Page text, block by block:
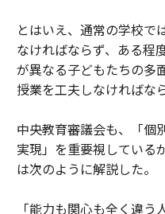
とはいえ、通常の学校で
なければならず、ある程
が異なる子どもたちの多
授業を工夫しなければな
中央教育審議会も、「個
実現」を重要視している
は次のように解説した。
「能力も関心も全く違